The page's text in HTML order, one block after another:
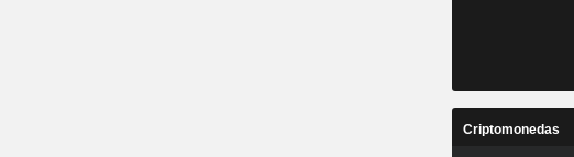
Criptomonedas